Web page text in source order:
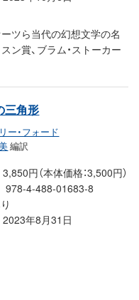
ーツら当代の幻想文学の名
ン賞、ブラム・ストーカー
三角形
ー・フォード
編訳
3,850円（本体価格：3,500円）
978-4-488-01683-8
2023年8月31日